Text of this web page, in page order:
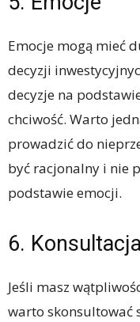
Emocje mogą mieć
decyzji
decyzje na
chciwość. Warto
prowadzić do
być racjonalny i nie
podstawie emocji.
6.
Jeśli masz
warto skonsultować